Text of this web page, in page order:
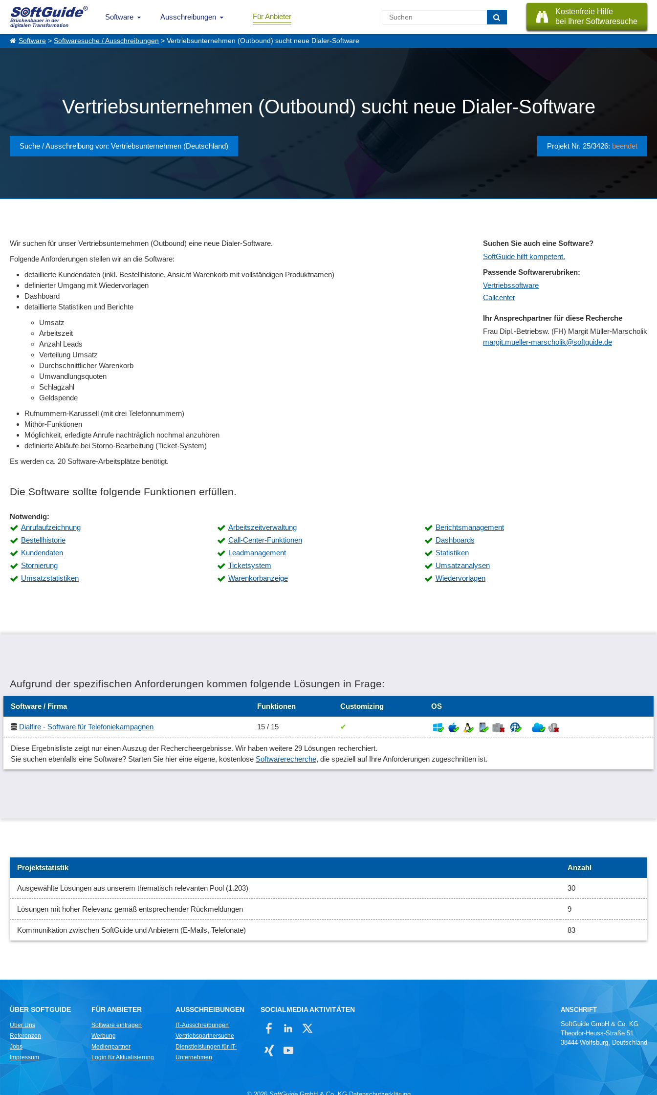
Brückenbauer in der
digitalen Transformation
Software Ausschreibungen Für Anbieter
Kostenfreie Hilfe
bei Ihrer Softwaresuche
Software > Softwaresuche / Ausschreibungen > Vertriebsunternehmen (Outbound) sucht neue Dialer-Software
Vertriebsunternehmen (Outbound) sucht neue Dialer-Software
Suche / Ausschreibung von: Vertriebsunternehmen (Deutschland) Projekt Nr. 25/3426: beendet
Suchen Sie auch eine Software?
SoftGuide hilft kompetent.
Passende Softwarerubriken:
Vertriebssoftware
Callcenter
Ihr Ansprechpartner für diese Recherche
Frau Dipl.-Betriebsw. (FH) Margit Müller-Marscholik
margit.mueller-marscholik@softguide.de
Wir suchen für unser Vertriebsunternehmen (Outbound) eine neue Dialer-Software.
Folgende Anforderungen stellen wir an die Software:
detaillierte Kundendaten (inkl. Bestellhistorie, Ansicht Warenkorb mit vollständigen Produktnamen)
definierter Umgang mit Wiedervorlagen
Dashboard
detaillierte Statistiken und Berichte
Umsatz
Arbeitszeit
Anzahl Leads
Verteilung Umsatz
Durchschnittlicher Warenkorb
Umwandlungsquoten
Schlagzahl
Geldspende
Rufnummern-Karussell (mit drei Telefonnummern)
Mithör-Funktionen
Möglichkeit, erledigte Anrufe nachträglich nochmal anzuhören
definierte Abläufe bei Storno-Bearbeitung (Ticket-System)
Es werden ca. 20 Software-Arbeitsplätze benötigt.
Die Software sollte folgende Funktionen erfüllen.
Notwendig:
Anrufaufzeichnung
Arbeitszeitverwaltung
Berichtsmanagement
Bestellhistorie
Call-Center-Funktionen
Dashboards
Kundendaten
Leadmanagement
Statistiken
Stornierung
Ticketsystem
Umsatzanalysen
Umsatzstatistiken
Warenkorbanzeige Wiedervorlagen
Aufgrund der spezifischen Anforderungen kommen folgende Lösungen in Frage:
Software / Firma Funktionen Customizing OS
Dialfire - Software für Telefoniekampagnen 15 / 15 ✔
Diese Ergebnisliste zeigt nur einen Auszug der Rechercheergebnisse. Wir haben weitere 29 Lösungen recherchiert.
Sie suchen ebenfalls eine Software? Starten Sie hier eine eigene, kostenlose Softwarerecherche, die speziell auf Ihre Anforderungen zugeschnitten ist.
Projektstatistik Anzahl
Ausgewählte Lösungen aus unserem thematisch relevanten Pool (1.203) 30
Lösungen mit hoher Relevanz gemäß entsprechender Rückmeldungen 9
Kommunikation zwischen SoftGuide und Anbietern (E-Mails, Telefonate) 83
ÜBER SOFTGUIDE
Über Uns
Referenzen
Jobs
Impressum
FÜR ANBIETER
Software eintragen
Werbung
Medienpartner
Login für Aktualisierung
AUSSCHREIBUNGEN
IT-Ausschreibungen
Vertriebspartnersuche
Dienstleistungen für IT-
Unternehmen
SOCIALMEDIA AKTIVITÄTEN
ANSCHRIFT
SoftGuide GmbH & Co. KG
Theodor-Heuss-Straße 51
38444 Wolfsburg, Deutschland